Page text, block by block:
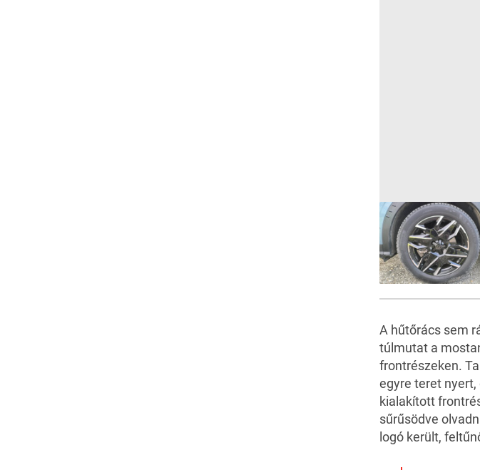
A hűtőrács sem
túlmutat a
frontrészeken.
egyre teret
kialakított
sűrűsödve
logó került,